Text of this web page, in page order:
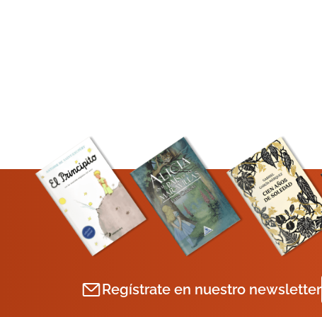
Regístrate en nuestro newsletter